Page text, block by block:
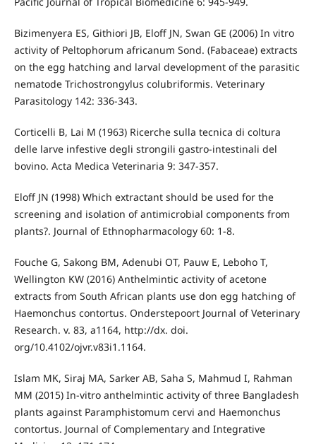
Bizimenyera ES, Githiori JB, Eloff JN, Swan GE (2006) In vitro
activity of Peltophorum africanum Sond. (Fabaceae) extracts
on the egg hatching and larval development of the parasitic
nematode Trichostrongylus colubriformis. Veterinary
Parasitology 142: 336-343.
Corticelli B, Lai M (1963) Ricerche sulla tecnica di coltura
delle larve infestive degli strongili gastro-intestinali del
bovino. Acta Medica Veterinaria 9: 347-357.
Eloff JN (1998) Which extractant should be used for the
screening and isolation of antimicrobial components from
plants?. Journal of Ethnopharmacology 60: 1-8.
Fouche G, Sakong BM, Adenubi OT, Pauw E, Leboho T,
Wellington KW (2016) Anthelmintic activity of acetone
extracts from South African plants use don egg hatching of
Haemonchus contortus. Onderstepoort Journal of Veterinary
Research. v. 83, a1164, http://dx. doi.
org/10.4102/ojvr.v83i1.1164.
Islam MK, Siraj MA, Sarker AB, Saha S, Mahmud I, Rahman
MM (2015) In-vitro anthelmintic activity of three Bangladesh
plants against Paramphistomum cervi and Haemonchus
contortus. Journal of Complementary and Integrative